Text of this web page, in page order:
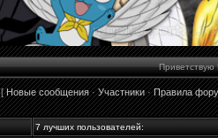
Приветствую
[Новые сообщения·Участники·Правила
7 лучших пользователей: